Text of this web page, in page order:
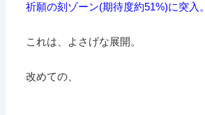
祈願の刻ゾーン(期待度約51%)に突入。
これは、よさげな展開。
改めての、